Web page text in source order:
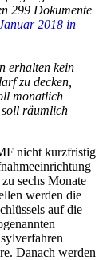
299 Dokumente
2018 in
erhalten kein
zu decken,
monatlich
soll räumlich
nicht kurzfristig
sechs Monate
werden die
auf die
Danach werden